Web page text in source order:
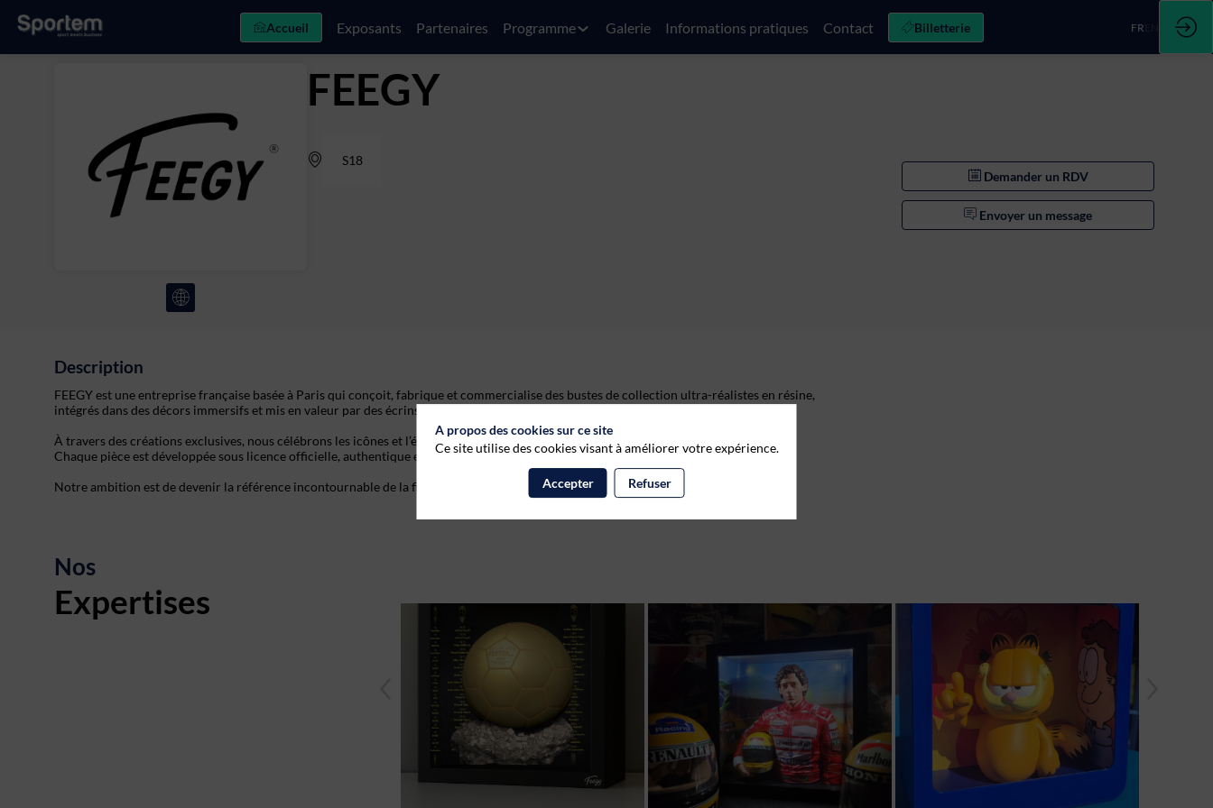
Accueil Exposants Partenaires Programme Galerie Informations pratiques Contact Billetterie FR
Demander un RDV
Envoyer un message
FEEGY
S18
Description
FEEGY est une entreprise française basée à Paris qui conçoit, fabrique et commercialise des bustes de collection ultra-réalistes en résine,
intégrés dans des décors immersifs et mis en valeur par des écrins lumineux.
À travers des créations exclusives, nous célébrons les icônes et l’émotion qui rassemblent les fans.
Chaque pièce est développée sous licence officielle, authentique et pensée comme un véritable objet de collection.
Notre ambition est de devenir la référence incontournable de la figurine de collection sportive.
Nos
Expertises
A propos des cookies sur ce site
Ce site utilise des cookies visant à améliorer votre expérience.
Accepter Refuser